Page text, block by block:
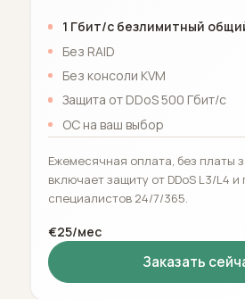
1 Гбит/с безлимитный
Без RAID
Без консоли KVM
Защита от DDoS 500 Гбит/с
ОС на ваш выбор
Ежемесячная оплата, без платы
включает защиту от DDoS L3/L4
специалистов 24/7/365.
€25/мес
Заказать